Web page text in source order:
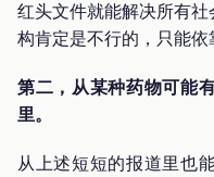
红头文件就能解决所有
构肯定是不行的，只能依
第二，从某种药物可能
里。
从上述短短的报道里也